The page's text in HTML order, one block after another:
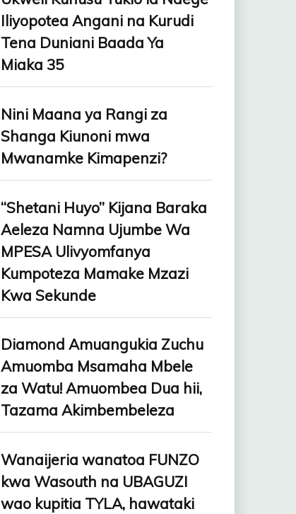
Iliyopotea Angani na Kurudi
Tena Duniani Baada Ya
Miaka 35
Nini Maana ya Rangi za
Shanga Kiunoni mwa
Mwanamke Kimapenzi?
“Shetani Huyo” Kijana Baraka
Aeleza Namna Ujumbe Wa
MPESA Ulivyomfanya
Kumpoteza Mamake Mzazi
Kwa Sekunde
Diamond Amuangukia Zuchu
Amuomba Msamaha Mbele
za Watu! Amuombea Dua hii,
Tazama Akimbembeleza
Wanaijeria wanatoa FUNZO
kwa Wasouth na UBAGUZI
wao kupitia TYLA, hawataki